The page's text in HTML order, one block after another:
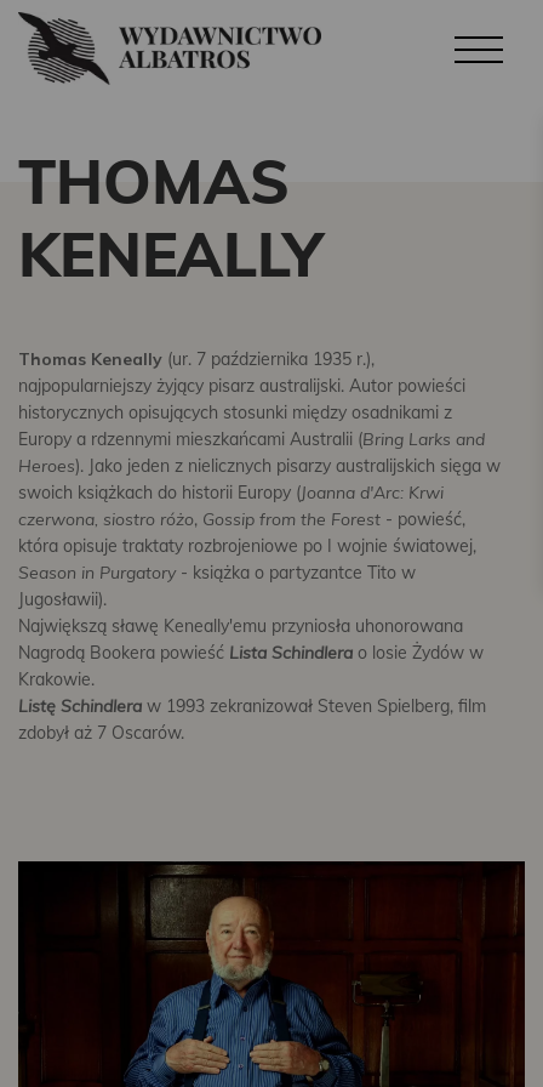
THOMAS
KENEALLY
Thomas Keneally (ur. 7 października 1935 r.),
najpopularniejszy żyjący pisarz australijski. Autor powieści
historycznych opisujących stosunki między osadnikami z
Europy a rdzennymi mieszkańcami Australii (Bring Larks and
Heroes). Jako jeden z nielicznych pisarzy australijskich sięga w
swoich książkach do historii Europy (Joanna d'Arc: Krwi
czerwona, siostro różo, Gossip from the Forest - powieść,
która opisuje traktaty rozbrojeniowe po I wojnie światowej,
Season in Purgatory- książka o partyzantce Tito w
Jugosławii).
Największą sławę Keneally'emu przyniosła uhonorowana
Nagrodą Bookera powieść Lista Schindlera o losie Żydów w
Krakowie.
Listę Schindlera w 1993 zekranizował Steven Spielberg, film
zdobył aż 7 Oscarów.